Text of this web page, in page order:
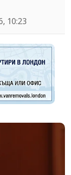
10:23